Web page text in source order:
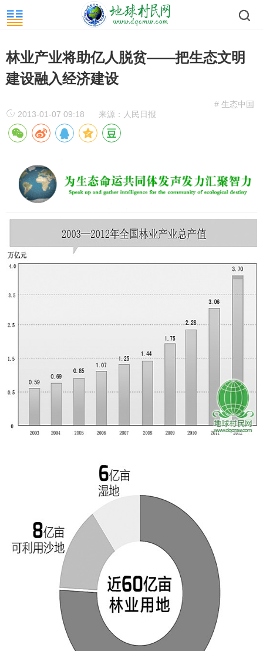
林业产业将助亿人脱贫——把生态文明
建设融入经济建设
# 生态中国
2013-01-07 09:18
来源：人民日报